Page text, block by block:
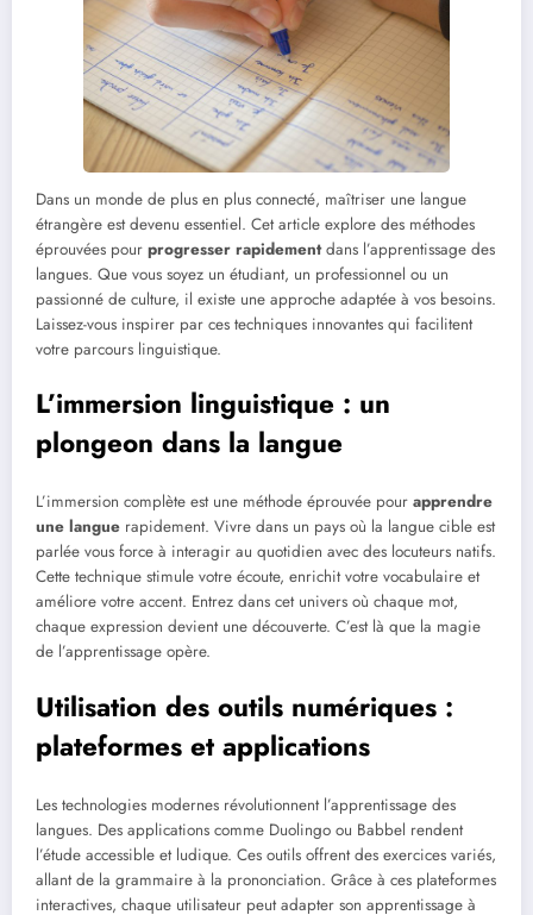
Dans un monde de plus en plus connecté, maîtriser une langue
étrangère est devenu essentiel. Cet article explore des méthodes
éprouvées pour progresser rapidementdans l’apprentissage des
langues. Que vous soyez un étudiant, un professionnel ou un
passionné de culture, il existe une approche adaptée à vos besoins.
Laissez-vous inspirer par ces techniques innovantes qui facilitent
votre parcours linguistique.
L’immersion linguistique : un
plongeon dans la langue
L’immersion complète est une méthode éprouvée pour apprendre
une langue rapidement. Vivre dans un pays où la langue cible est
parlée vous force à interagir au quotidien avec des locuteurs natifs.
Cette technique stimule votre écoute, enrichit votre vocabulaire et
améliore votre accent. Entrez dans cet univers où chaque mot,
chaque expression devient une découverte. C’est là que la magie
de l’apprentissage opère.
Utilisation des outils numériques :
plateformes et applications
Les technologies modernes révolutionnent l’apprentissage des
langues. Des applications comme Duolingo ou Babbel rendent
l’étude accessible et ludique. Ces outils offrent des exercices variés,
allant de la grammaire à la prononciation. Grâce à ces plateformes
interactives, chaque utilisateur peut adapter son apprentissage à